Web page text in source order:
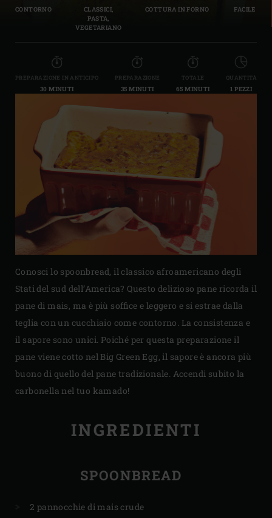
CONTORNO
CLASSICI,
PASTA,
VEGETARIANO
COTTURA IN FORNO FACILE
PREPARAZIONE IN ANTICIPO
30 MINUTI
PREPARAZIONE
35 MINUTI
TOTALE
65 MINUTI
QUANTITÀ
1 PEZZI
Conosci lo spoonbread, il classico afroamericano degli
Stati del sud dell’America? Questo delizioso pane ricorda il
pane di mais, ma è più soffice e leggero e si estrae dalla
teglia con un cucchiaio come contorno. La consistenza e
il sapore sono unici. Poiché per questa preparazione il
pane viene cotto nel Big Green Egg, il sapore è ancora più
buono di quello del pane tradizionale. Accendi subito la
carbonella nel tuo kamado!
INGREDIENTI
SPOONBREAD
2 pannocchie di mais crude